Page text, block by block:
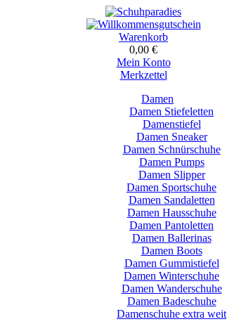
Warenkorb
0,00 €
Mein Konto
Merkzettel
Damen
Damen Stiefeletten
Damenstiefel
Damen Sneaker
Damen Schnürschuhe
Damen Pumps
Damen Slipper
Damen Sportschuhe
Damen Sandaletten
Damen Hausschuhe
Damen Pantoletten
Damen Ballerinas
Damen Boots
Damen Gummistiefel
Damen Winterschuhe
Damen Wanderschuhe
Damen Badeschuhe
Damenschuhe extra weit